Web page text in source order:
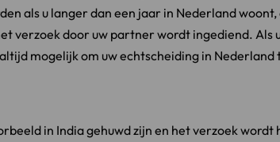
als u langer dan een jaar in Nederland
verzoek door uw partner wordt ingediend.
mogelijk om uw echtscheiding in Nederland
in India gehuwd zijn en het verzoek wordt